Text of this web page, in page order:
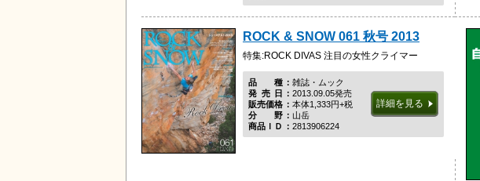
ROCK & SNOW 061 秋号 2013
特集:ROCK DIVAS 注目の女性クライマー
品種雑誌・ムック
発売日 2013.09.05発売
販売価格
本体1,333円+税
分野山岳
商品ＩＤ
2813906224
詳細を見る